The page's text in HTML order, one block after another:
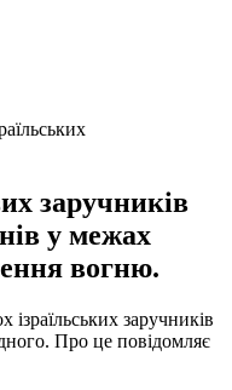
заручників
у межах
вогню.
заручників
Про це повідомляє